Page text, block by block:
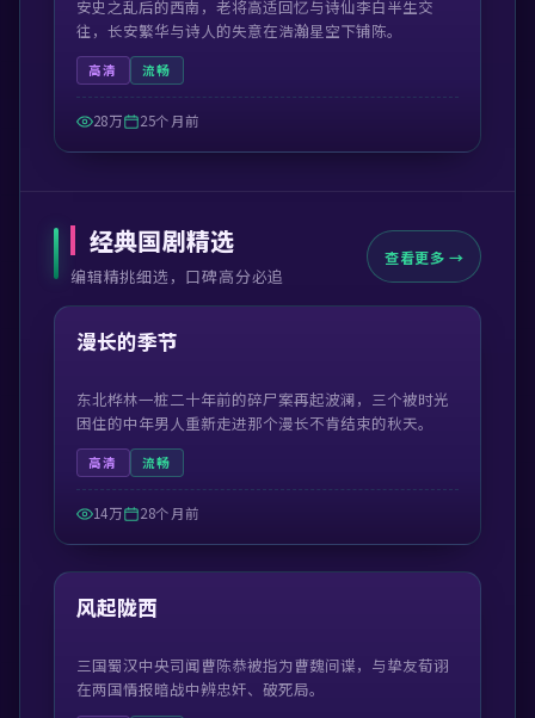
安史之乱后的西南，老将高适回忆与诗仙李白半生交
往，长安繁华与诗人的失意在浩瀚星空下铺陈。
高清 流畅
28万 25个月前
经典国剧精选
编辑精挑细选，口碑高分必追
查看更多 →
精选
漫长的季节
东北桦林一桩二十年前的碎尸案再起波澜，三个被时光
困住的中年男人重新走进那个漫长不肯结束的秋天。
高清 流畅
14万 28个月前
精选
49:38
风起陇西
三国蜀汉中央司闻曹陈恭被指为曹魏间谍，与挚友荀诩
在两国情报暗战中辨忠奸、破死局。